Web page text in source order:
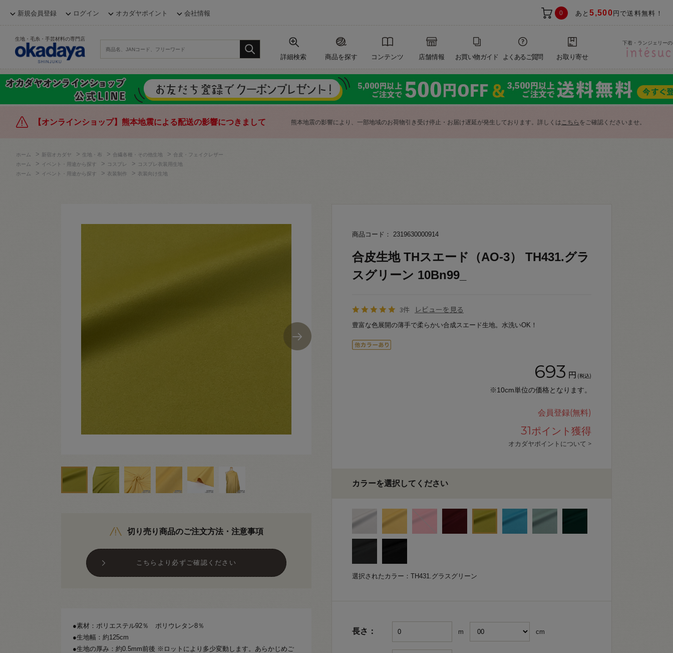
新規会員登録 ログイン オカダヤポイント 会社情報 0 あと5,500 円で送料無料！
生地・毛糸・手芸材料の専門店
詳細検索 商品を探す コンテンツ 店舗情報 お買い物ガイド よくあるご質問 お取り寄せ
下着・ランジェリー
【オンラインショップ】熊本地震による配送の影響につきまして 熊本地震の影響により、一部地域のお荷物引き受け停止・お届け遅延が発生しております。詳しくはこちら をご確認くださいませ。
ホーム > 新宿オカダヤ > 生地・布 > 合繊各種・その他生地 > 合皮・フェイクレザー
ホーム
> イベント・用途から探す > コスプレ >
コスプレ衣装用生地
ホーム
> イベント・用途から探す > 衣装制作 > 衣装向け生地
切り売り商品のご注文方法・注意事項
こちらより必ずご確認ください
●素材：ポリエステル92％ ポリウレタン8％
●生地幅：約125cm
●生地の厚み：約0.5mm前後 ※ロットにより多少変動します。あらかじめご
商品コード： 2319630000914
合皮生地 THスエード（AO-3） TH431.グラ
スグリーン 10Bn99_
3件 レビューを見る
豊富な色展開の薄手で柔らかい合成スエード生地。水洗いOK！
693 円 (税込)
※10cm単位の価格となります。
会員登録(無料)
31ポイント獲得
オカダヤポイントについて >
カラーを選択してください
選択されたカラー：TH431.グラスグリーン
長さ： m cm